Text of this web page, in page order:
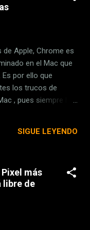
iPad, la aplicación
novedades
aplicación ofrece
Videostickers: Ahora,
que ya conocemos
crear los nuestros
normales. Unos
personalizar a
Apple, Chrome es
en el Mac que
por ello que
los trucos de
, pues siempre hay
muy conocidos.
son bastante
selección de los
y te lleva a ella.
SIGUE LEYENDO
más
libre de